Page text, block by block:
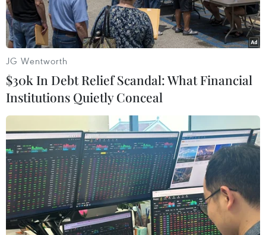
ông Wickremesinghe sẽ thay thế Tổng thống Gotabaya
Rajapaksa sau khi ông này từ chức.
JG Wentworth
$30k In Debt Relief Scandal: What Financial
Institutions Quietly Conceal